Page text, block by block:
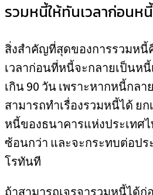
รวมหนี้ให้ทันเวลาก่อนหนี้
สิ่งสำคัญที่สุดของการรวมหนี้
เวลาก่อนที่หนี้จะกลายเป็นห
เกิน 90 วัน เพราะหากหนี้กลา
สามารถทำเรื่องรวมหนี้ได้ ย
หนี้ของธนาคารแห่งประเท
ซ้อนกว่า และจะกระทบต่อปร
โรทันที
ถ้าสามารถเจรจารวมหนี้ได้